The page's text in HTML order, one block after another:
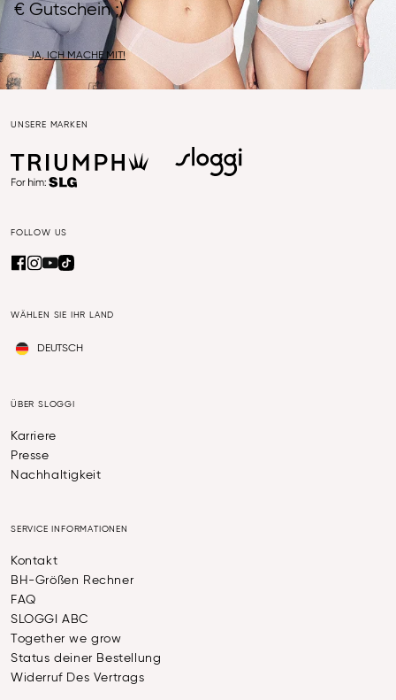
€ Gutschein ;)
JA, ICH MACHE MIT!
UNSERE MARKEN
FOLLOW US
WÄHLEN SIE IHR LAND
DEUTSCH
ÜBER SLOGGI
Karriere
Presse
Nachhaltigkeit
SERVICE INFORMATIONEN
Kontakt
BH-Größen Rechner
FAQ
SLOGGI ABC
Together we grow
Status deiner Bestellung
Widerruf Des Vertrags